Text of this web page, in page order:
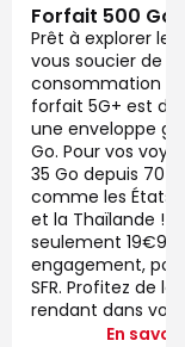
Forfait 500 Go
Prêt à explorer le
vous soucier de
consommation
forfait 5G+ est
une enveloppe
Go. Pour vos
35 Go depuis 70
comme les États-
et la Thaïlande !
seulement
engagement,
SFR. Profitez de
rendant dans
En